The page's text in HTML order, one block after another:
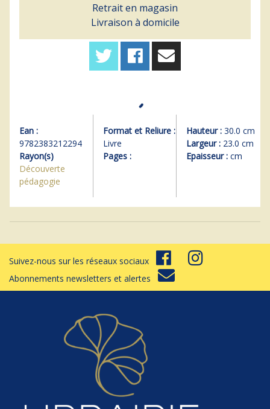
Retrait en magasin
Livraison à domicile
Ean :
9782383212294
Rayon(s)
Découverte
pédagogie
Format et Reliure :
Livre
Pages :
Hauteur : 30.0 cm
Largeur : 23.0 cm
Epaisseur : cm
Suivez-nous sur les réseaux sociaux
Abonnements newsletters et alertes